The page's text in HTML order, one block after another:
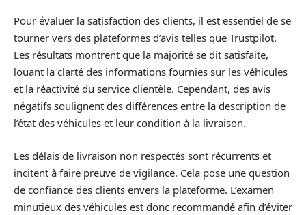
Pour évaluer la satisfaction des clients, il est essentiel de se
tourner vers des plateformes d’avis telles que Trustpilot.
Les résultats montrent que la majorité se dit satisfaite,
louant la clarté des informations fournies sur les véhicules
et la réactivité du service clientèle. Cependant, des avis
négatifs soulignent des différences entre la description de
l’état des véhicules et leur condition à la livraison.
Les délais de livraison non respectés sont récurrents et
incitent à faire preuve de vigilance. Cela pose une question
de confiance des clients envers la plateforme. L’examen
minutieux des véhicules est donc recommandé afin d’éviter